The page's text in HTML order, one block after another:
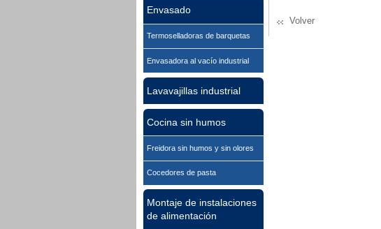
Envasado
Termoselladoras de barquetas
Envasadora al vacío industrial
Lavavajillas industrial
Cocina sin humos
Freidora sin humos y sin olores
Cocedores de pasta
Montaje de instalaciones
de alimentación
Volver